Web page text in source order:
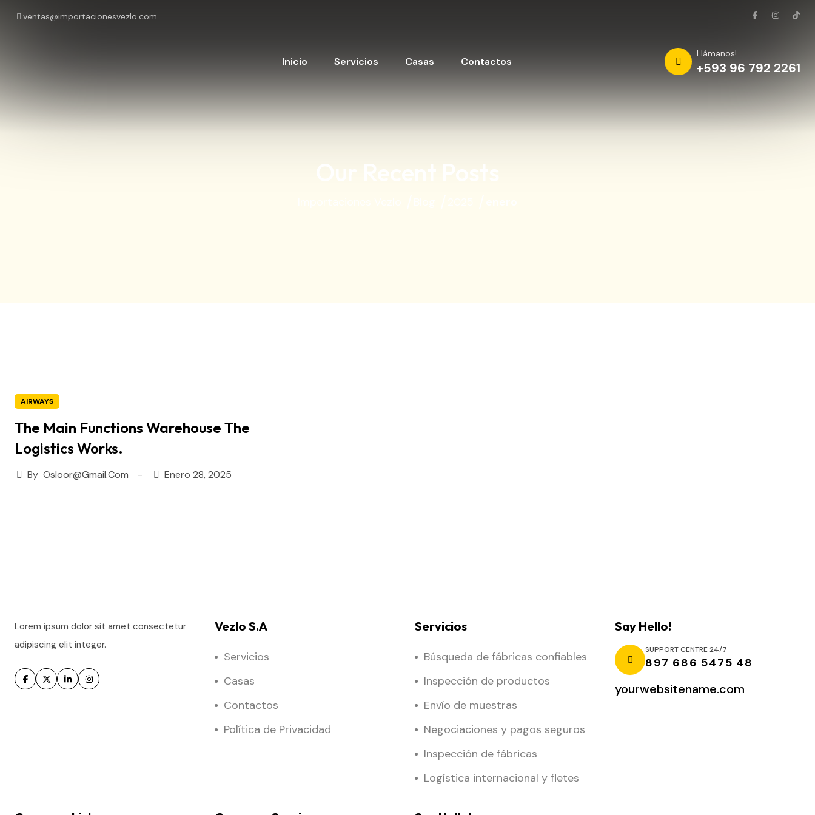
ventas@importacionesvezlo.com
Inicio Servicios Casas Contactos
Llámanos!
+593 96 792 2261
Our Recent Posts
AIRWAYS
The Main Functions Warehouse The
Logistics Works.
By Osloor@gmail.com Enero 28, 2025
Lorem ipsum dolor sit amet consectetur
adipiscing elit integer.
Vezlo S.A
Servicios
Casas
Contactos
Política de Privacidad
Servicios
Búsqueda de fábricas confiables
Inspección de productos
Envío de muestras
Negociaciones y pagos seguros
Inspección de fábricas
Logística internacional y fletes
Say Hello!
SUPPORT CENTRE 24/7
897 686 5475 48
yourwebsitename.com